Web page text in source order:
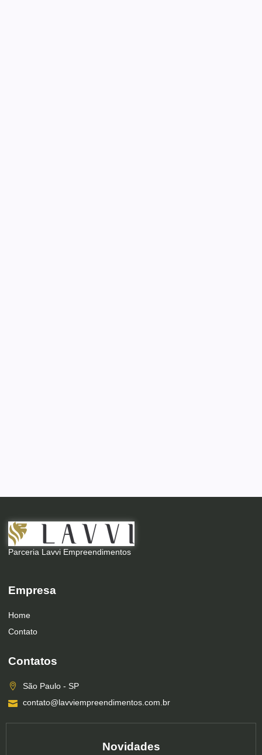
Parceria Lavvi Empreendimentos
Empresa
Home
Contato
Contatos
São Paulo - SP
contato@lavviempreendimentos.com.br
Novidades